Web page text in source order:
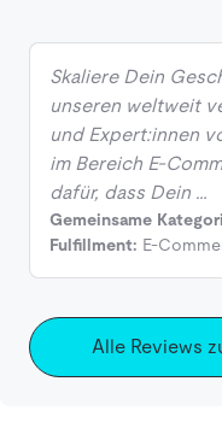
Skaliere Dein
unseren weltweit
und Expert:innen
im Bereich E-
dafür, dass Dein …
Gemeinsame
Fulfillment: E-
Alle Reviews